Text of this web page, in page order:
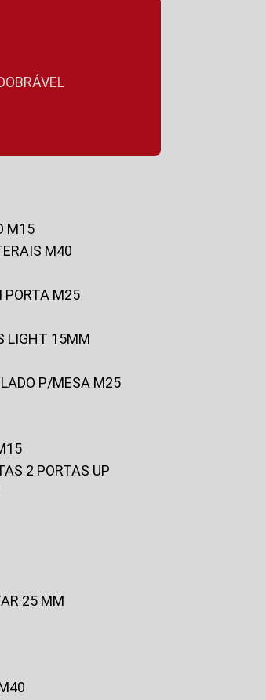
M15
M40
PORTA M25
LIGHT 15MM
P/MESA M25
2 PORTAS UP
25 MM